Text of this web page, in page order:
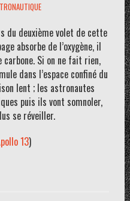
du deuxième volet de cette
absorbe de l’oxygène, il
Si on ne fait rien,
dans l’espace confiné du
lent ; les astronautes
puis ils vont somnoler,
se réveiller.
13)